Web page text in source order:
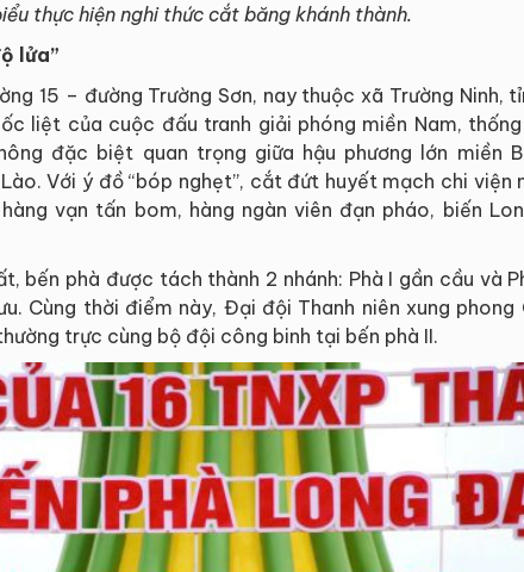
thực hiện nghi thức cắt băng khánh thành.
lửa”
15 – đường Trường Sơn, nay thuộc xã Trường Ninh,
liệt của cuộc đấu tranh giải phóng miền Nam,
đặc biệt quan trọng giữa hậu phương lớn miền
Với ý đồ “bóp nghẹt”, cắt đứt huyết mạch chi viện
vạn tấn bom, hàng ngàn viên đạn pháo, biến
bến phà được tách thành 2 nhánh: Phà I gần cầu và
Cùng thời điểm này, Đại đội Thanh niên xung phong
trực cùng bộ đội công binh tại bến phà II.